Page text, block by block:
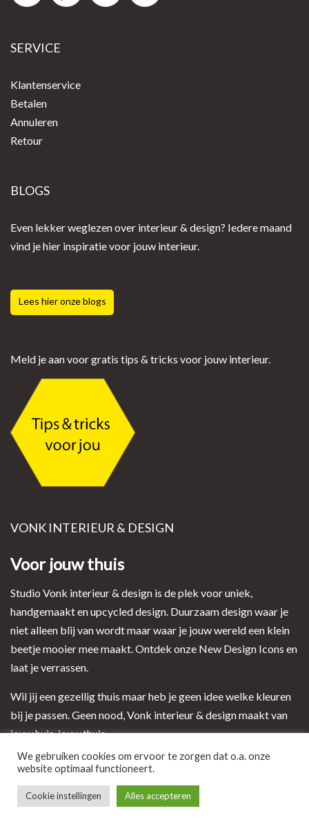
SERVICE
Klantenservice
Betalen
Annuleren
Retour
BLOGS
Even lekker weglezen over interieur & design? Iedere maand
vind je hier inspiratie voor jouw interieur.
Lees hier onze blogs
Meld je aan voor gratis tips & tricks voor jouw interieur.
VONK INTERIEUR & DESIGN
Voor jouw thuis
Studio Vonk interieur & design is de plek voor uniek,
handgemaakt en upcycled design. Duurzaam design waar je
niet alleen blij van wordt maar waar je jouw wereld een klein
beetje mooier mee maakt. Ontdek onze New Design Icons en
laat je verrassen.
Wil jij een gezellig thuis maar heb je geen idee welke kleuren
bij je passen. Geen nood, Vonk interieur & design maakt van
jouw huis, jouw thuis.
Ontwerp en realisatie door i-match webconcepts
We gebruiken cookies om ervoor te zorgen dat o.a. onze
website optimaal functioneert.
Cookie instellingen Alles accepteren